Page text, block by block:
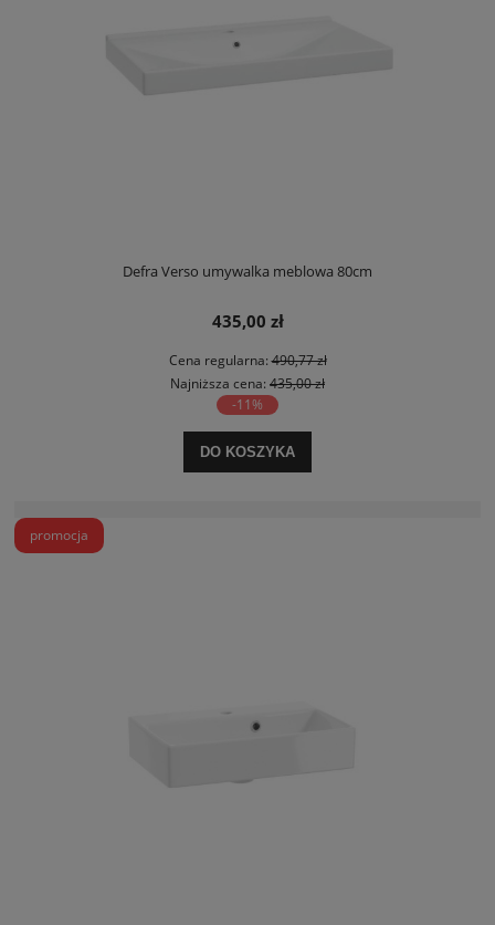
Defra Verso umywalka meblowa 80cm
435,00 zł
Cena regularna:490,77 zł
Najniższa cena: 435,00 zł
-11%
DO KOSZYKA
promocja